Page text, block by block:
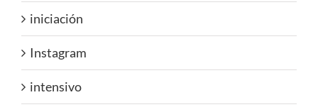
iniciación
Instagram
intensivo